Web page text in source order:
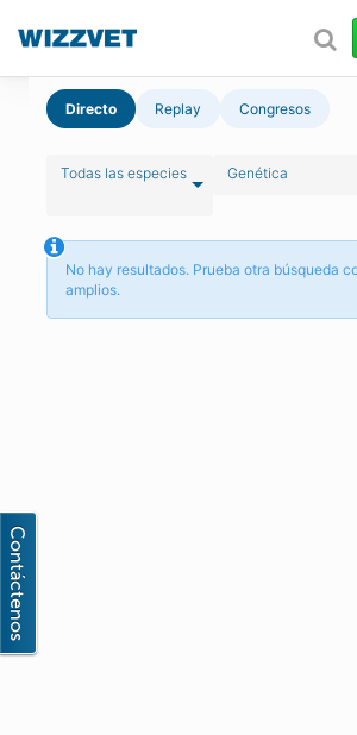
Directo Replay Congresos
Todas las especies Genética
No hay resultados. Prueba otra búsqueda
amplios.